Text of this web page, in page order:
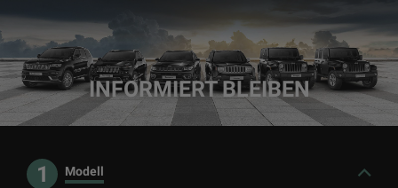
INFORMIERT BLEIBEN
1 Modell